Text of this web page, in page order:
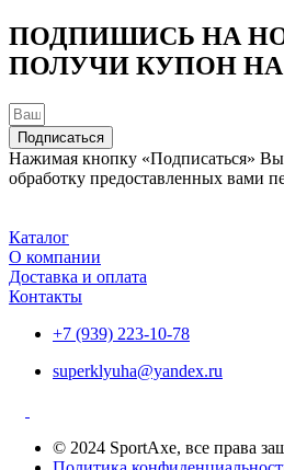
ПОДПИШИСЬ НА
ПОЛУЧИ КУПОН НА
Подписаться
Нажимая кнопку «Подписаться» Вы
обработку предоставленных вами
Каталог
О компании
Доставка и оплата
Контакты
+7 (939) 223-10-78
superklyuha@yandex.ru
© 2024 SportAxe, все права